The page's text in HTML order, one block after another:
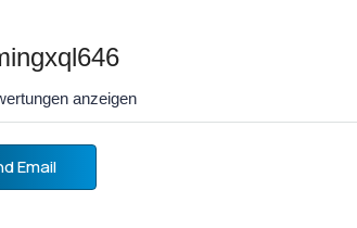
anzeigen
Email